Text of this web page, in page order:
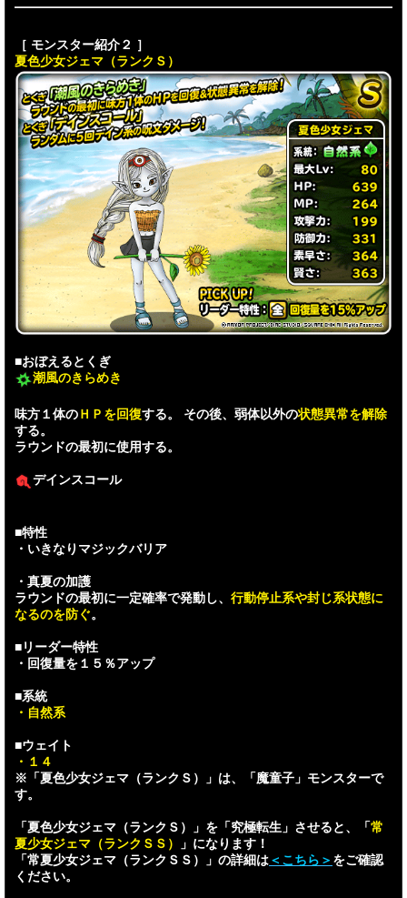
［ モンスター紹介２ ］
夏色少女ジェマ（ランクＳ）
■おぼえるとくぎ
潮風のきらめき
味方１体の ＨＰを回復する。 その後、弱体以外の状態異常を解除
する。
ラウンドの最初に使用する。
デインスコール
■特性
・いきなりマジックバリア
・真夏の加護
ラウンドの最初に一定確率で発動し、 行動停止系や封じ系状態に
なるのを防ぐ。
■リーダー特性
・回復量を１５％アップ
■系統
・自然系
■ウェイト
・１４
※「夏色少女ジェマ（ランクＳ）」は、「魔童子」モンスターで
す。
「夏色少女ジェマ（ランクＳ）」を「究極転生」させると、「 常
夏少女ジェマ（ランクＳＳ）
」になります！
「常夏少女ジェマ（ランクＳＳ）」の詳細は ＜こちら＞ をご確認
ください。